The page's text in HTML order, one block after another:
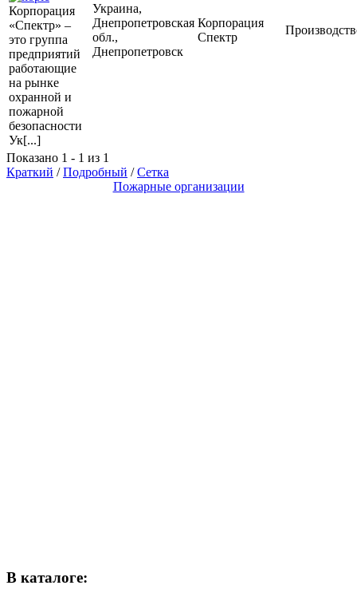
Корпорация
«Спектр» –
это группа
предприятий
работающие
на рынке
охранной и
пожарной
безопасности
Ук[...]
Украина,
Днепропетровская
обл.,
Днепропетровск
Корпорация
Спектр
Показано 1 - 1 из 1
Краткий /Подробный /Сетка
Пожарные организации
В каталоге: